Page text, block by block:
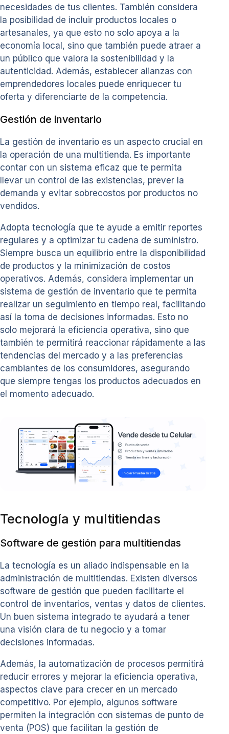
necesidades de tus clientes. También considera
la posibilidad de incluir productos locales o
artesanales, ya que esto no solo apoya a la
economía local, sino que también puede atraer a
un público que valora la sostenibilidad y la
autenticidad. Además, establecer alianzas con
emprendedores locales puede enriquecer tu
oferta y diferenciarte de la competencia.
Gestión de inventario
La gestión de inventario es un aspecto crucial en
la operación de una multitienda. Es importante
contar con un sistema eficaz que te permita
llevar un control de las existencias, prever la
demanda y evitar sobrecostos por productos no
vendidos.
Adopta tecnología que te ayude a emitir reportes
regulares y a optimizar tu cadena de suministro.
Siempre busca un equilibrio entre la disponibilidad
de productos y la minimización de costos
operativos. Además, considera implementar un
sistema de gestión de inventario que te permita
realizar un seguimiento en tiempo real, facilitando
así la toma de decisiones informadas. Esto no
solo mejorará la eficiencia operativa, sino que
también te permitirá reaccionar rápidamente a las
tendencias del mercado y a las preferencias
cambiantes de los consumidores, asegurando
que siempre tengas los productos adecuados en
el momento adecuado.
Tecnología y multitiendas
Software de gestión para multitiendas
La tecnología es un aliado indispensable en la
administración de multitiendas. Existen diversos
software de gestión que pueden facilitarte el
control de inventarios, ventas y datos de clientes.
Un buen sistema integrado te ayudará a tener
una visión clara de tu negocio y a tomar
decisiones informadas.
Además, la automatización de procesos permitirá
reducir errores y mejorar la eficiencia operativa,
aspectos clave para crecer en un mercado
competitivo. Por ejemplo, algunos software
permiten la integración con sistemas de punto de
venta (POS) que facilitan la gestión de